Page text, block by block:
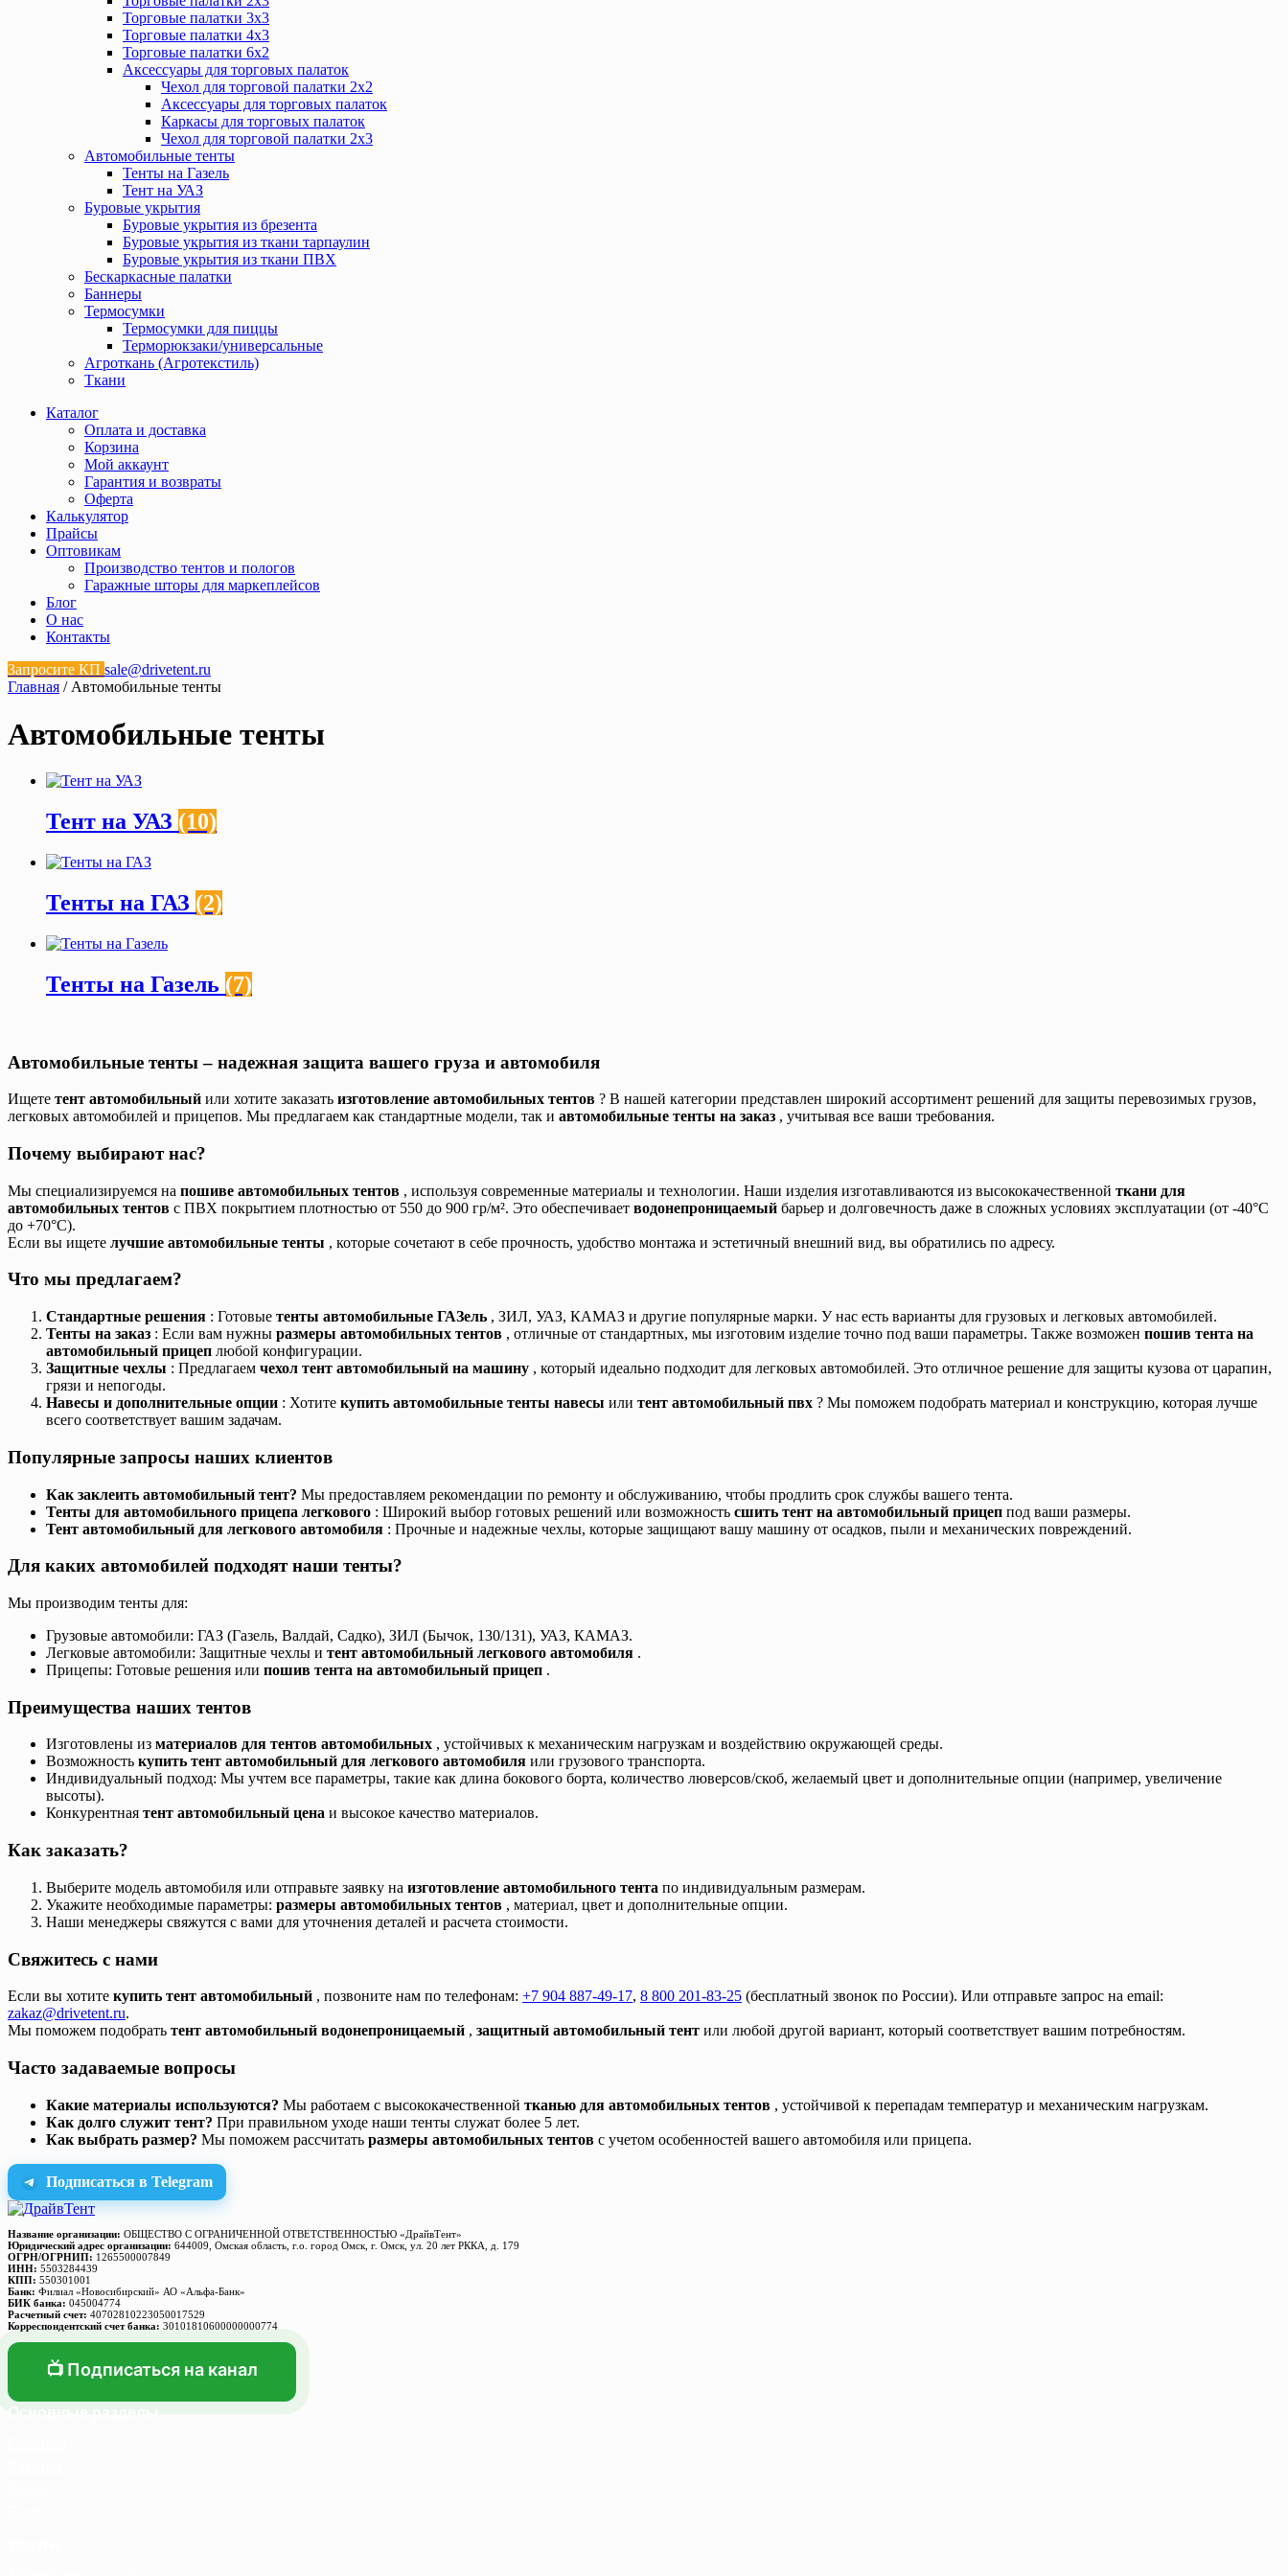
Торговые палатки 3х3
Торговые палатки 4х3
Торговые палатки 6х2
Аксессуары для торговых палаток
Чехол для торговой палатки 2х2
Аксессуары для торговых палаток
Каркасы для торговых палаток
Чехол для торговой палатки 2х3
Автомобильные тенты
Тенты на Газель
Тент на УАЗ
Буровые укрытия
Буровые укрытия из брезента
Буровые укрытия из ткани тарпаулин
Буровые укрытия из ткани ПВХ
Бескаркасные палатки
Баннеры
Термосумки
Термосумки для пиццы
Терморюкзаки/универсальные
Агроткань (Агротекстиль)
Ткани
Каталог
Оплата и доставка
Корзина
Мой аккаунт
Гарантия и возвраты
Оферта
Калькулятор
Прайсы
Оптовикам
Производство тентов и пологов
Гаражные шторы для маркеплейсов
Блог
О нас
Контакты
Запросите КП sale@drivetent.ru
Главная / Автомобильные тенты
Автомобильные тенты
Тент на УАЗ (10)
Тенты на ГАЗ (2)
Тенты на Газель (7)
Автомобильные тенты – надежная защита вашего груза и автомобиля
Ищете тент автомобильный или хотите заказать изготовление автомобильных тентов ? В нашей категории представлен широкий ассортимент решений для защиты перевозимых грузов,
легковых автомобилей и прицепов. Мы предлагаем как стандартные модели, так и автомобильные тенты на заказ , учитывая все ваши требования.
Почему выбирают нас?
Мы специализируемся на пошиве автомобильных тентов , используя современные материалы и технологии. Наши изделия изготавливаются из высококачественной ткани для
автомобильных тентов с ПВХ покрытием плотностью от 550 до 900 гр/м². Это обеспечивает водонепроницаемый барьер и долговечность даже в сложных условиях эксплуатации (от -40°C
до +70°C).
Если вы ищете лучшие автомобильные тенты , которые сочетают в себе прочность, удобство монтажа и эстетичный внешний вид, вы обратились по адресу.
Что мы предлагаем?
Стандартные решения : Готовые тенты автомобильные ГАЗель , ЗИЛ, УАЗ, КАМАЗ и другие популярные марки. У нас есть варианты для грузовых и легковых автомобилей.
Тенты на заказ : Если вам нужны размеры автомобильных тентов , отличные от стандартных, мы изготовим изделие точно под ваши параметры. Также возможен пошив тента на
автомобильный прицеп любой конфигурации.
Защитные чехлы : Предлагаем чехол тент автомобильный на машину , который идеально подходит для легковых автомобилей. Это отличное решение для защиты кузова от царапин,
грязи и непогоды.
Навесы и дополнительные опции : Хотите купить автомобильные тенты навесы или тент автомобильный пвх ? Мы поможем подобрать материал и конструкцию, которая лучше
всего соответствует вашим задачам.
Популярные запросы наших клиентов
Как заклеить автомобильный тент? Мы предоставляем рекомендации по ремонту и обслуживанию, чтобы продлить срок службы вашего тента.
Тенты для автомобильного прицепа легкового : Широкий выбор готовых решений или возможность сшить тент на автомобильный прицеп под ваши размеры.
Тент автомобильный для легкового автомобиля : Прочные и надежные чехлы, которые защищают вашу машину от осадков, пыли и механических повреждений.
Для каких автомобилей подходят наши тенты?
Мы производим тенты для:
Грузовые автомобили: ГАЗ (Газель, Валдай, Садко), ЗИЛ (Бычок, 130/131), УАЗ, КАМАЗ.
Легковые автомобили: Защитные чехлы и тент автомобильный легкового автомобиля .
Прицепы: Готовые решения или пошив тента на автомобильный прицеп .
Преимущества наших тентов
Изготовлены из материалов для тентов автомобильных , устойчивых к механическим нагрузкам и воздействию окружающей среды.
Возможность купить тент автомобильный для легкового автомобиля или грузового транспорта.
Индивидуальный подход: Мы учтем все параметры, такие как длина бокового борта, количество люверсов/скоб, желаемый цвет и дополнительные опции (например, увеличение
высоты).
Конкурентная тент автомобильный цена и высокое качество материалов.
Как заказать?
Выберите модель автомобиля или отправьте заявку на изготовление автомобильного тента по индивидуальным размерам.
Укажите необходимые параметры: размеры автомобильных тентов , материал, цвет и дополнительные опции.
Наши менеджеры свяжутся с вами для уточнения деталей и расчета стоимости.
Свяжитесь с нами
Если вы хотите купить тент автомобильный , позвоните нам по телефонам: +7 904 887-49-17, 8 800 201-83-25 (бесплатный звонок по России). Или отправьте запрос на email:
zakaz@drivetent.ru.
Мы поможем подобрать тент автомобильный водонепроницаемый , защитный автомобильный тент или любой другой вариант, который соответствует вашим потребностям.
Часто задаваемые вопросы
Какие материалы используются? Мы работаем с высококачественной тканью для автомобильных тентов , устойчивой к перепадам температур и механическим нагрузкам.
Как долго служит тент? При правильном уходе наши тенты служат более 5 лет.
Как выбрать размер? Мы поможем рассчитать размеры автомобильных тентов с учетом особенностей вашего автомобиля или прицепа.
Подписаться в Telegram
Название организации: ОБЩЕСТВО С ОГРАНИЧЕННОЙ ОТВЕТСТВЕННОСТЬЮ «ДрайвТент»
Юридический адрес организации: 644009, Омская область, г.о. город Омск, г. Омск, ул. 20 лет РККА, д. 179
ОГРН/ОГРНИП: 1265500007849
ИНН: 5503284439
КПП: 550301001
Банк: Филиал «Новосибирский» АО «Альфа-Банк»
БИК банка: 045004774
Расчетный счет: 40702810223050017529
Корреспондентский счет банка: 30101810600000000774
📺 Подписаться на канал